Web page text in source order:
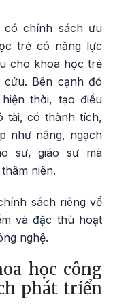
có chính sách ưu
trẻ có năng lực
cho khoa học trẻ
Bên cạnh đó
thời, tạo điều
tài, có thành tích,
như nâng, ngạch
sư, giáo sư mà
niên.
sách riêng về
và đặc thù hoạt
nghệ.
học công
phát triển